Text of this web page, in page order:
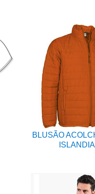
BLUSÃO
ISLANDIA